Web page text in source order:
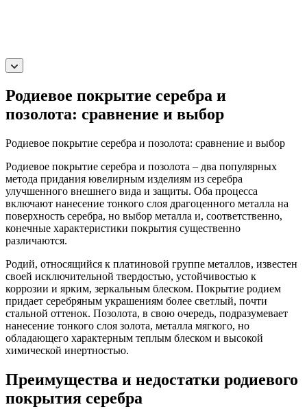
Родиевое покрытие серебра и
позолота: сравнение и выбор
Родиевое покрытие серебра и позолота: сравнение и выбор
Родиевое покрытие серебра и позолота – два популярных
метода придания ювелирным изделиям из серебра
улучшенного внешнего вида и защиты. Оба процесса
включают нанесение тонкого слоя драгоценного металла на
поверхность серебра, но выбор металла и, соответственно,
конечные характеристики покрытия существенно
различаются.
Родий, относящийся к платиновой группе металлов, известен
своей исключительной твердостью, устойчивостью к
коррозии и ярким, зеркальным блеском. Покрытие родием
придает серебряным украшениям более светлый, почти
стальной оттенок. Позолота, в свою очередь, подразумевает
нанесение тонкого слоя золота, металла мягкого, но
обладающего характерным теплым блеском и высокой
химической инертностью.
Преимущества и недостатки родиевого
покрытия серебра